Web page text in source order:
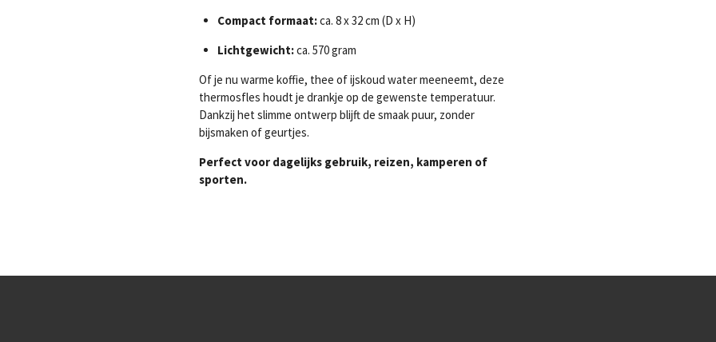
Compact formaat:ca. 8 x 32 cm (D x H)
Lichtgewicht:ca. 570 gram
Of je nu warme koffie, thee of ijskoud water meeneemt, deze
thermosfles houdt je drankje op de gewenste temperatuur.
Dankzij het slimme ontwerp blijft de smaak puur, zonder
bijsmaken of geurtjes.
Perfect voor dagelijks gebruik, reizen, kamperen of
sporten.